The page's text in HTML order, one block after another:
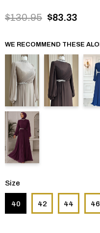
$130.95 $83.33
WE RECOMMEND THESE
Size
40 42 44 46